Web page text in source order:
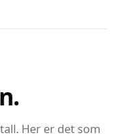
Her er det som